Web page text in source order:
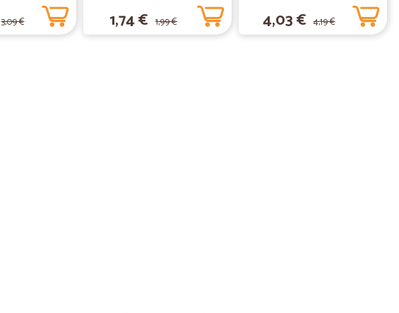
3,09 € 1,74 € 1,99 € 4,03 € 4,19 €